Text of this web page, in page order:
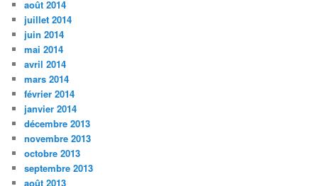
août 2014
juillet 2014
juin 2014
mai 2014
avril 2014
mars 2014
février 2014
janvier 2014
décembre 2013
novembre 2013
octobre 2013
septembre 2013
août 2013